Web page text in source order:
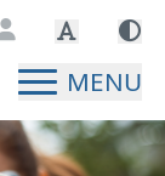
MENU